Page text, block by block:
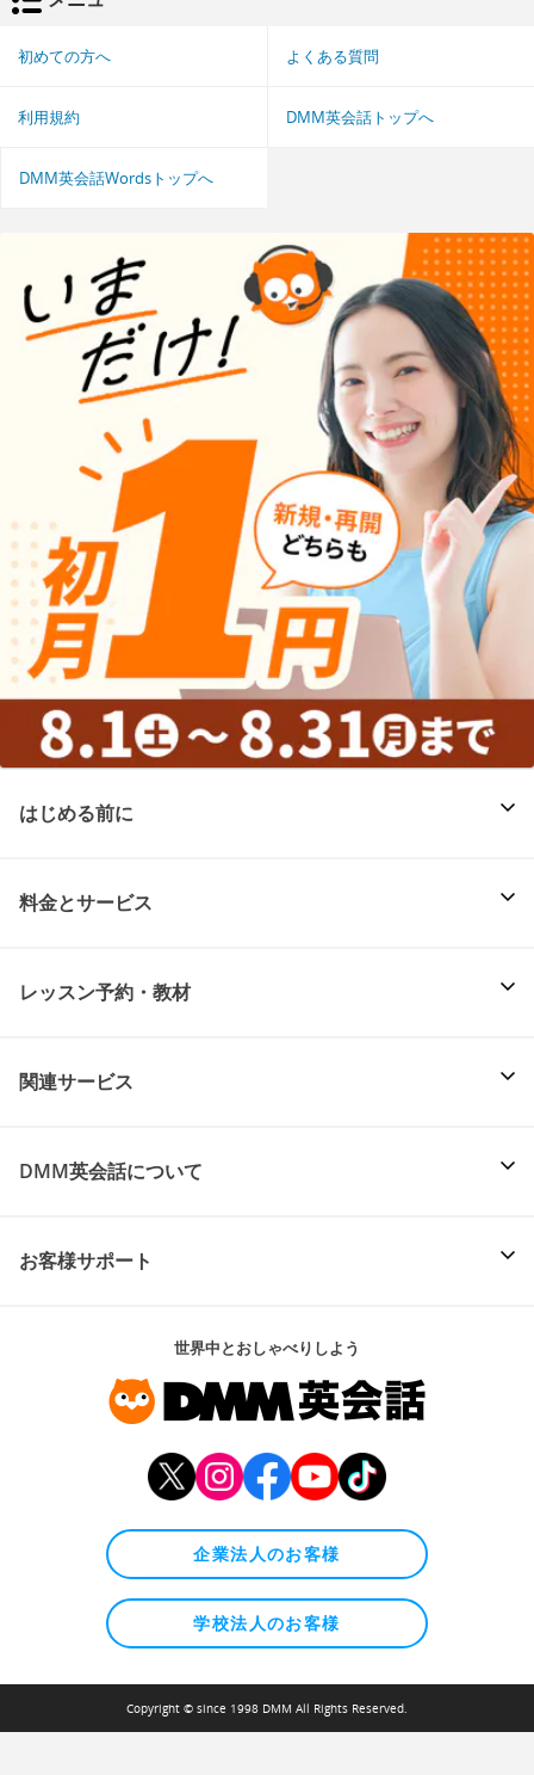
初めての方へ よくある質問
利用規約 DMM英会話トップへ
DMM英会話Wordsトップへ
はじめる前に
料金とサービス
レッスン予約・教材
関連サービス
DMM英会話について
お客様サポート
世界中とおしゃべりしよう
企業法人のお客様
学校法人のお客様
Copyright © since 1998 DMM All Rights Reserved.